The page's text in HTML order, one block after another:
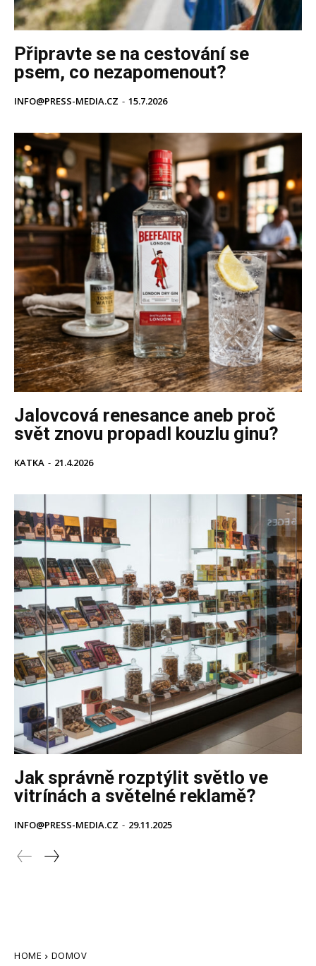
Připravte se na cestování se
psem, co nezapomenout?
INFO@PRESS-MEDIA.CZ - 15.7.2026
Jalovcová renesance aneb proč
svět znovu propadl kouzlu ginu?
KATKA - 21.4.2026
Jak správně rozptýlit světlo ve
vitrínách a světelné reklamě?
INFO@PRESS-MEDIA.CZ - 29.11.2025